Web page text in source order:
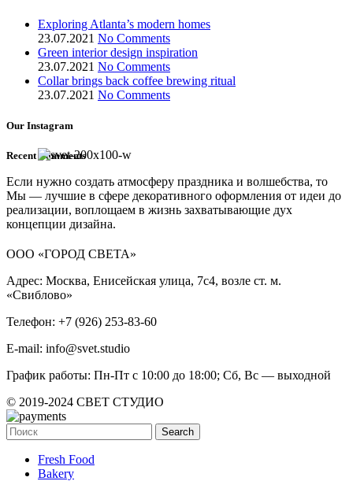
Exploring Atlanta’s modern homes
23.07.2021 No Comments
Green interior design inspiration
23.07.2021 No Comments
Collar brings back coffee brewing ritual
23.07.2021 No Comments
Our Instagram
Recent Comments
Если нужно создать атмосферу праздника и волшебства, то
Мы — лучшие в сфере декоративного оформления от идеи до
реализации, воплощаем в жизнь захватывающие дух
концепции дизайна.
ООО «ГОРОД СВЕТА»
Адрес: Москва, Енисейская улица, 7с4, возле ст. м.
«Свиблово»
Телефон: +7 (926) 253-83-60
E-mail: info@svet.studio
График работы: Пн-Пт с 10:00 до 18:00; Сб, Вс — выходной
© 2019-2024 СВЕТ СТУДИО
Search
Fresh Food
Bakery